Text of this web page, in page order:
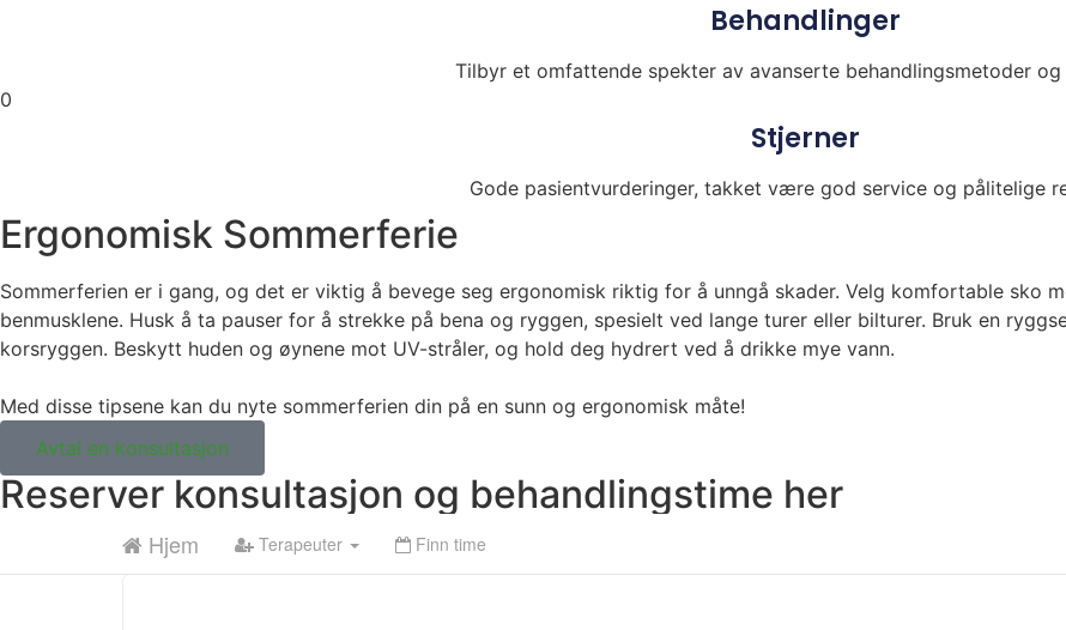
Behandlinger
Tilbyr et omfattende spekter av avanserte behandlingsmetoder og
0
Stjerner
Gode pasientvurderinger, takket være god service og pålitelige
Ergonomisk Sommerferie
Sommerferien er i gang, og det er viktig å bevege seg ergonomisk riktig for å unngå skader. Velg komfortable
benmusklene. Husk å ta pauser for å strekke på bena og ryggen, spesielt ved lange turer eller bilturer. Bruk en
korsryggen. Beskytt huden og øynene mot UV-stråler, og hold deg hydrert ved å drikke mye vann.
Med disse tipsene kan du nyte sommerferien din på en sunn og ergonomisk måte!
Avtal en konsultasjon
Reserver konsultasjon og behandlingstime her